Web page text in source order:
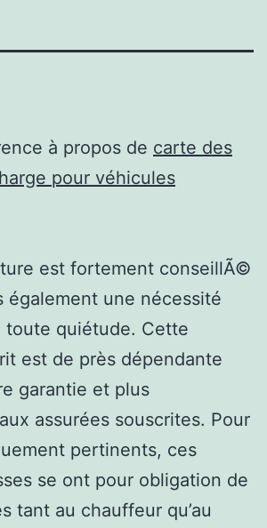
à propos de carte des
pour véhicules
est fortement conseillÃ©
également une nécessité
toute quiétude. Cette
est de près dépendante
garantie et plus
assurées souscrites. Pour
pertinents, ces
se ont pour obligation de
tant au chauffeur qu’au